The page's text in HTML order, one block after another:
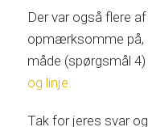
Der var også flere
opmærksomme på,
måde (spørgsmål
og linje.
Tak for jeres svar